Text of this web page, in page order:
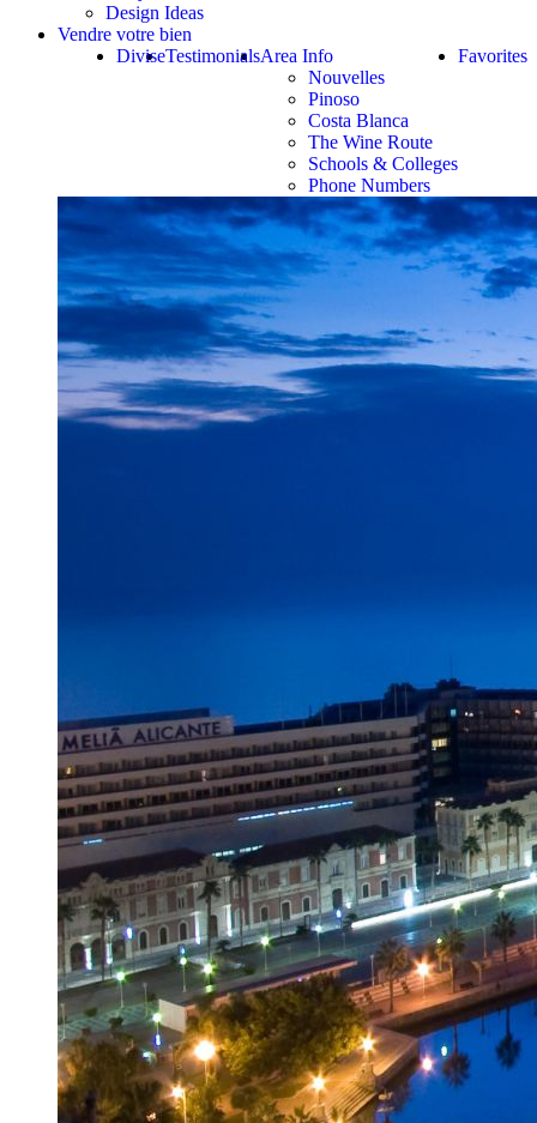
Design Ideas
Vendre votre bien
Favorites
Area Info
Nouvelles
Pinoso
Costa Blanca
The Wine Route
Schools & Colleges
Phone Numbers
Testimonials
Divise